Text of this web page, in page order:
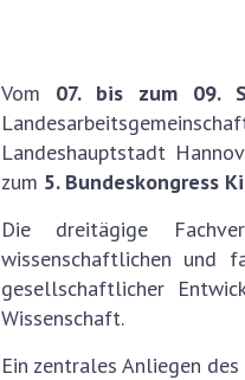
Vom 07. bis zum 09.
Landeshauptstadt
zum 5. Bundeskongress
Die dreitägige
wissenschaftlichen und
gesellschaftlicher
Wissenschaft.
Ein zentrales Anliegen